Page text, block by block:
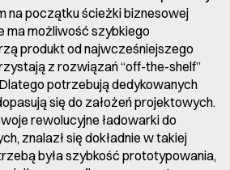
na początku ścieżki biznesowej
ma możliwość szybkiego
produkt od najwcześniejszego
z rozwiązań “off-the-shelf”
potrzebują dedykowanych
się do założeń projektowych.
rewolucyjne ładowarki do
znalazł się dokładnie w takiej
była szybkość prototypowania,